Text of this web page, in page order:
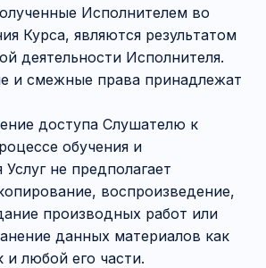
Исполнителем во
Курса, являются результатом
деятельности Исполнителя.
и смежные права принадлежат
доступа Слушателю к
обучения и
не предполагает
воспроизведение,
производных работ или
данных материалов как
и любой его части.